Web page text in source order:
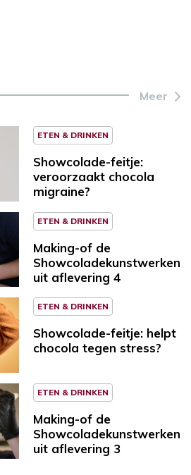
Meer
ETEN & DRINKEN
Showcolade-feitje:
veroorzaakt chocola
migraine?
ETEN & DRINKEN
Making-of de
Showcoladekunstwerken
uit aflevering 4
ETEN & DRINKEN
Showcolade-feitje: helpt
chocola tegen stress?
ETEN & DRINKEN
Making-of de
Showcoladekunstwerken
uit aflevering 3